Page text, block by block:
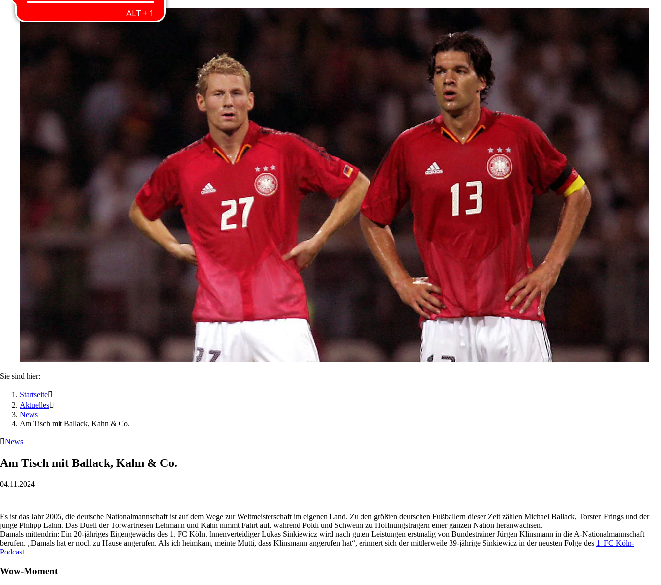
Sie sind hier:
Startseite
Aktuelles
News
Am Tisch mit Ballack, Kahn & Co.
News
Am Tisch mit Ballack, Kahn & Co.
04.11.2024
Es ist das Jahr 2005, die deutsche Nationalmannschaft ist auf dem Wege zur Weltmeisterschaft im eigenen Land. Zu den größten deutschen Fußballern dieser Zeit zählen Michael Ballack, Torsten Frings und der
junge Philipp Lahm. Das Duell der Torwartriesen Lehmann und Kahn nimmt Fahrt auf, während Poldi und Schweini zu Hoffnungsträgern einer ganzen Nation heranwachsen.
Damals mittendrin: Ein 20-jähriges Eigengewächs des 1. FC Köln. Innenverteidiger Lukas Sinkiewicz wird nach guten Leistungen erstmalig von Bundestrainer Jürgen Klinsmann in die A-Nationalmannschaft
berufen. „Damals hat er noch zu Hause angerufen. Als ich heimkam, meinte Mutti, dass Klinsmann angerufen hat“, erinnert sich der mittlerweile 39-jährige Sinkiewicz in der neusten Folge des 1. FC Köln-
Podcast.
Wow-Moment